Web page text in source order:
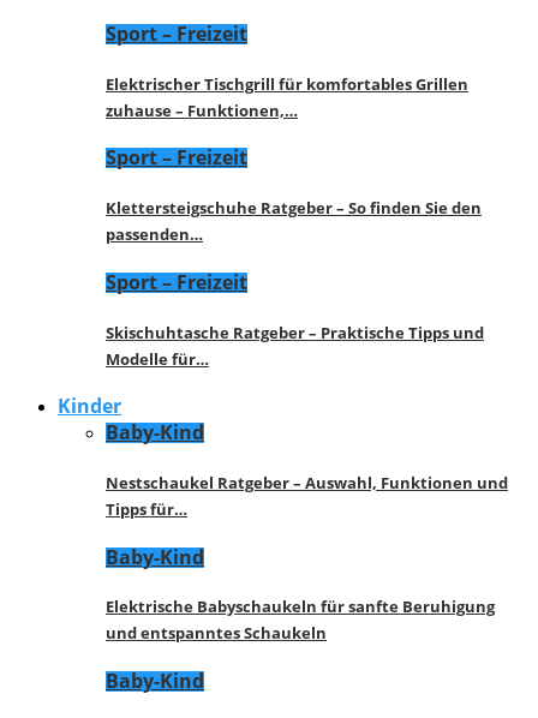
Sport – Freizeit
Elektrischer Tischgrill für komfortables Grillen
zuhause – Funktionen,…
Sport – Freizeit
Klettersteigschuhe Ratgeber – So finden Sie den
passenden…
Sport – Freizeit
Skischuhtasche Ratgeber – Praktische Tipps und
Modelle für…
Kinder
Baby-Kind
Nestschaukel Ratgeber – Auswahl, Funktionen und
Tipps für…
Baby-Kind
Elektrische Babyschaukeln für sanfte Beruhigung
und entspanntes Schaukeln
Baby-Kind